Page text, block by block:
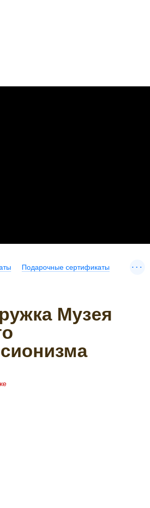
Подарочные сертификаты ...
Музея